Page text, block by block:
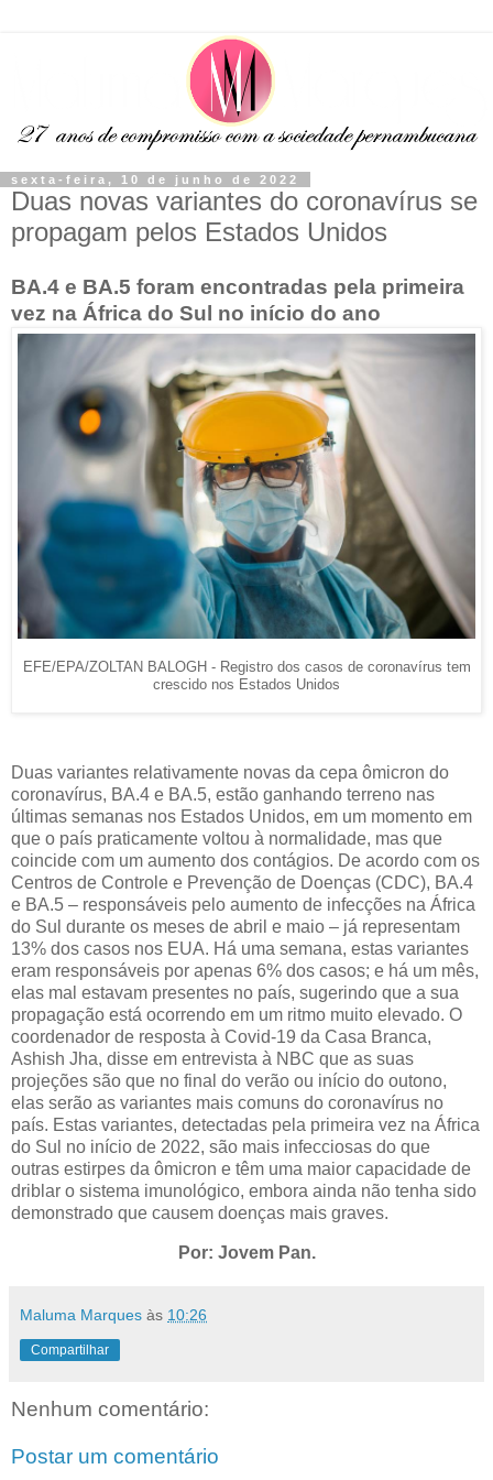
sexta-feira, 10 de junho de 2022
Duas novas variantes do coronavírus se
propagam pelos Estados Unidos
BA.4 e BA.5 foram encontradas pela primeira
vez na África do Sul no início do ano
EFE/EPA/ZOLTAN BALOGH - Registro dos casos de coronavírus tem
crescido nos Estados Unidos
Duas variantes relativamente novas da cepa ômicron do
coronavírus, BA.4 e BA.5, estão ganhando terreno nas
últimas semanas nos Estados Unidos, em um momento em
que o país praticamente voltou à normalidade, mas que
coincide com um aumento dos contágios. De acordo com os
Centros de Controle e Prevenção de Doenças (CDC), BA.4
e BA.5 – responsáveis pelo aumento de infecções na África
do Sul durante os meses de abril e maio – já representam
13% dos casos nos EUA. Há uma semana, estas variantes
eram responsáveis por apenas 6% dos casos; e há um mês,
elas mal estavam presentes no país, sugerindo que a sua
propagação está ocorrendo em um ritmo muito elevado. O
coordenador de resposta à Covid-19 da Casa Branca,
Ashish Jha, disse em entrevista à NBC que as suas
projeções são que no final do verão ou início do outono,
elas serão as variantes mais comuns do coronavírus no
país. Estas variantes, detectadas pela primeira vez na África
do Sul no início de 2022, são mais infecciosas do que
outras estirpes da ômicron e têm uma maior capacidade de
driblar o sistema imunológico, embora ainda não tenha sido
demonstrado que causem doenças mais graves.
Por: Jovem Pan.
Maluma Marques às 10:26
Compartilhar
Nenhum comentário:
Postar um comentário